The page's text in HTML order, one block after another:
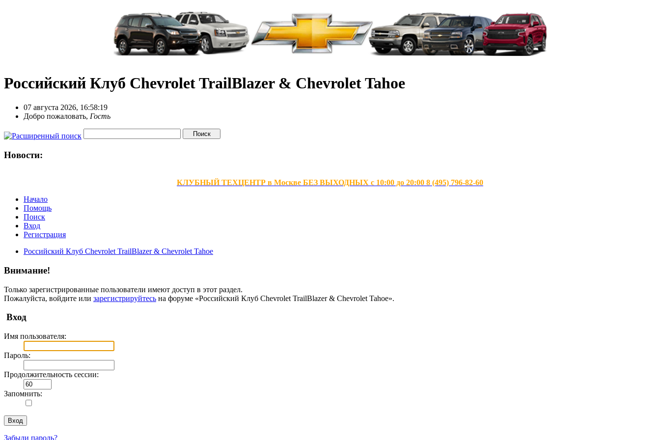
Российский Клуб Chevrolet TrailBlazer & Chevrolet Tahoe
07 августа 2026, 16:58:19
Добро пожаловать, Гость
Новости:
КЛУБНЫЙ ТЕХЦЕНТР в Москве БЕЗ ВЫХОДНЫХ с 10:00 до 20:00 8 (495) 796-82-60
Начало
Помощь
Поиск
Вход
Регистрация
Российский Клуб Chevrolet TrailBlazer & Chevrolet Tahoe
Внимание!
Только зарегистрированные пользователи имеют доступ в этот раздел.
Пожалуйста, войдите или зарегистрируйтесь на форуме «Российский Клуб Chevrolet TrailBlazer & Chevrolet Tahoe».
Вход
Имя пользователя:
Пароль:
Продолжительность сессии:
Запомнить:
Забыли пароль?